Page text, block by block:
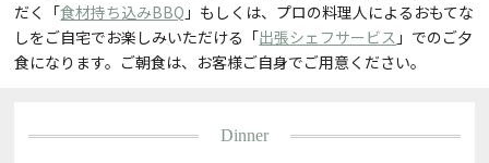
だく「食材持ち込みBBQ 」もしくは、プロの料理人によるおもてな
しをご自宅でお楽しみいただける「出張シェフサービス 」でのご夕
食になります。ご朝食は、お客様ご自身でご用意ください。
Dinner